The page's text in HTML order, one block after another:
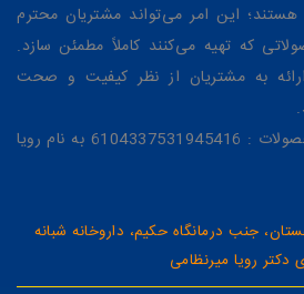
این امر می‌تواند مشتریان محترم
که تهیه می‌کنند کاملاً مطمئن سازد.
به مشتریان از نظر کیفیت و صحت
شماره کارت جهت خرید محصولات : 6104337531945416 به نام رویا
جنب درمانگاه حکیم، داروخانه شبانه
دکتر رویا میرنظامی